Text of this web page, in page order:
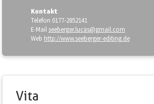
Kontakt
Telefon 0177-2852141
E-Mail seeberger.lucas@gmail.com
Web http://www.seeberger-editing.de
Vita